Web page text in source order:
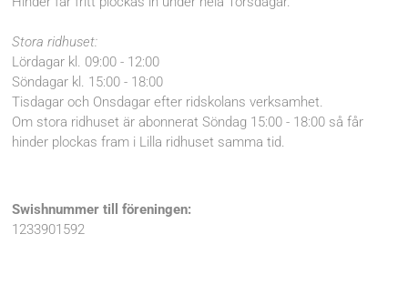
Stora ridhuset:
Lördagar kl. 09:00 - 12:00
Söndagar kl. 15:00 - 18:00
Tisdagar och Onsdagar efter ridskolans verksamhet.
Om stora ridhuset är abonnerat Söndag 15:00 - 18:00 så får
hinder plockas fram i Lilla ridhuset samma tid.
Swishnummer till föreningen:
1233901592